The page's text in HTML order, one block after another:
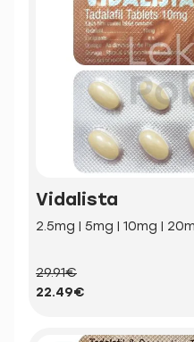
Vidalista
2.5mg | 5mg | 10mg |
29.91€
22.49€